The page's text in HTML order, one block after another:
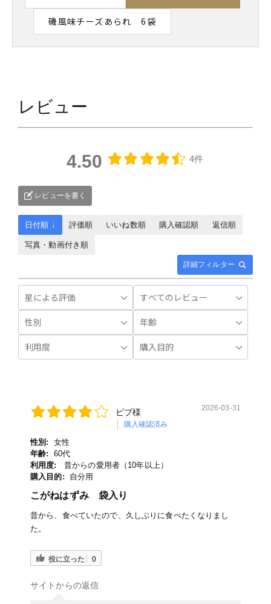
磯風味チーズあられ 6袋
レビュー
4.50 4件
レビューを書く
詳細フィルター
日付順 ↓ 評価順 いいね数順 購入確認順 返信順
写真・動画付き順
ピブ様
購入確認済み
2026-03-31
性別:
女性
年齢:
60代
利用度:
昔からの愛用者（10年以上）
購入目的:
自分用
こがねはずみ 袋入り
昔から、食べていたので、久しぶりに食べたくなりまし
た。
役に立った 0
サイトからの返信